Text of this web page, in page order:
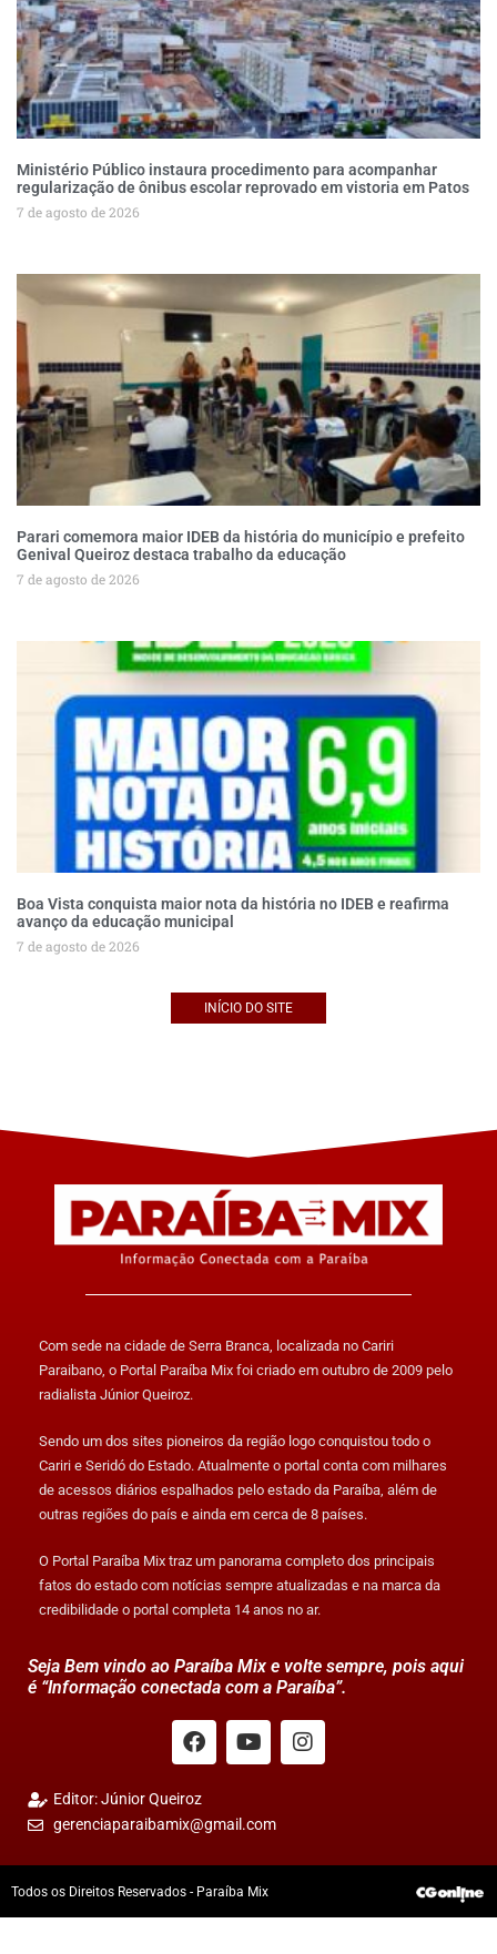
Ministério Público instaura procedimento para acompanhar
regularização de ônibus escolar reprovado em vistoria em Patos
7 de agosto de 2026
Parari comemora maior IDEB da história do município e prefeito
Genival Queiroz destaca trabalho da educação
7 de agosto de 2026
Boa Vista conquista maior nota da história no IDEB e reafirma
avanço da educação municipal
7 de agosto de 2026
INÍCIO DO SITE
Com sede na cidade de Serra Branca, localizada no Cariri
Paraibano, o Portal Paraíba Mix foi criado em outubro de 2009 pelo
radialista Júnior Queiroz.
Sendo um dos sites pioneiros da região logo conquistou todo o
Cariri e Seridó do Estado. Atualmente o portal conta com milhares
de acessos diários espalhados pelo estado da Paraíba, além de
outras regiões do país e ainda em cerca de 8 países.
O Portal Paraíba Mix traz um panorama completo dos principais
fatos do estado com notícias sempre atualizadas e na marca da
credibilidade o portal completa 14 anos no ar.
Seja Bem vindo ao Paraíba Mix e volte sempre, pois aqui
é “Informação conectada com a Paraíba”.
Editor: Júnior Queiroz
gerenciaparaibamix@gmail.com
Todos os Direitos Reservados - Paraíba Mix